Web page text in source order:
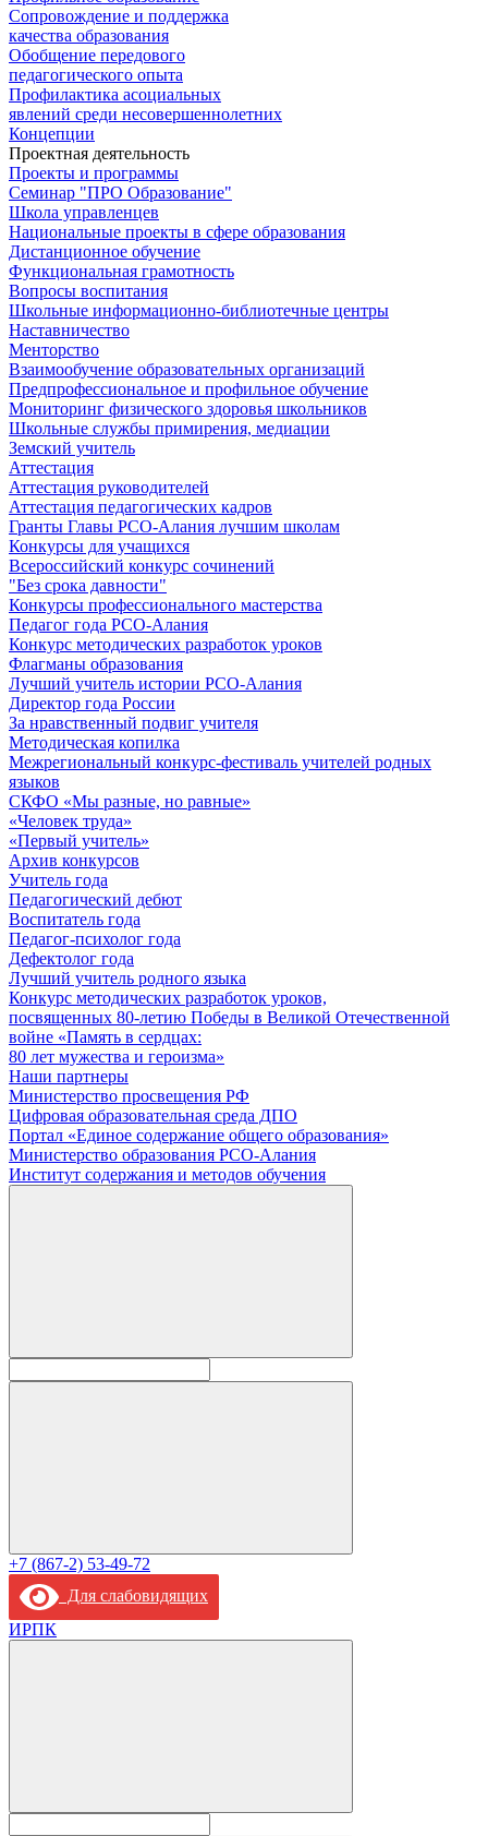
Сопровождение и поддержка
качества образования
Обобщение передового
педагогического опыта
Профилактика асоциальных
явлений среди несовершеннолетних
Концепции
Проектная деятельность
Проекты и программы
Семинар "ПРО Образование"
Школа управленцев
Национальные проекты в сфере образования
Дистанционное обучение
Функциональная грамотность
Вопросы воспитания
Школьные информационно-библиотечные центры
Наставничество
Менторство
Взаимообучение образовательных организаций
Предпрофессиональное и профильное обучение
Мониторинг физического здоровья школьников
Школьные службы примирения, медиации
Земский учитель
Аттестация
Аттестация руководителей
Аттестация педагогических кадров
Гранты Главы РСО-Алания лучшим школам
Конкурсы для учащихся
Всероссийский конкурс сочинений
"Без срока давности"
Конкурсы профессионального мастерства
Педагог года РСО-Алания
Конкурс методических разработок уроков
Флагманы образования
Лучший учитель истории РСО-Алания
Директор года России
За нравственный подвиг учителя
Методическая копилка
Межрегиональный конкурс-фестиваль учителей родных
языков
СКФО «Мы разные, но равные»
«Человек труда»
«Первый учитель»
Архив конкурсов
Учитель года
Педагогический дебют
Воспитатель года
Педагог-психолог года
Дефектолог года
Лучший учитель родного языка
Конкурс методических разработок уроков,
посвященных 80-летию Победы в Великой Отечественной
войне «Память в сердцах:
80 лет мужества и героизма»
Наши партнеры
Министерство просвещения РФ
Цифровая образовательная среда ДПО
Портал «Единое содержание общего образования»
Министерство образования РСО-Алания
Институт содержания и методов обучения
+7 (867-2) 53-49-72
Для слабовидящих
ИРПК